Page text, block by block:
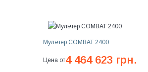
Мульчер COMBAT 2400
Цена от4 464 623 грн.